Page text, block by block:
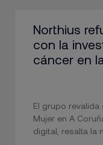
Northius
con la
cáncer en
El grupo
Mujer en A
digital, resalta la